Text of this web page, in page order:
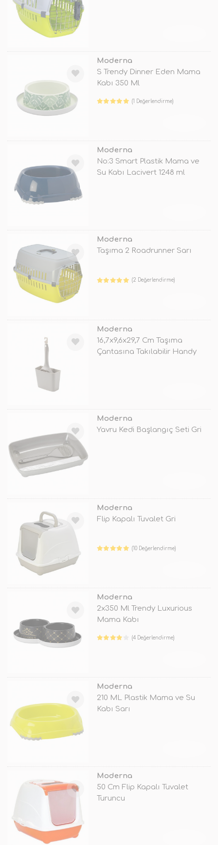
Moderna
S Trendy Dinner Eden Mama
Kabı 350 Ml
(1 Değerlendirme)
Moderna
No:3 Smart Plastik Mama ve
Su Kabı Lacivert 1248 ml
Moderna
Taşıma 2 Roadrunner Sarı
(2 Değerlendirme)
Moderna
16,7x9,6x29,7 Cm Taşıma
Çantasına Takılabilir Handy
Moderna
Yavru Kedi Başlangıç Seti Gri
Moderna
Flip Kapalı Tuvalet Gri
(10 Değerlendirme)
Moderna
2x350 Ml Trendy Luxurious
Mama Kabı
(4 Değerlendirme)
Moderna
210 ML Plastik Mama ve Su
Kabı Sarı
Moderna
50 Cm Flip Kapalı Tuvalet
Turuncu